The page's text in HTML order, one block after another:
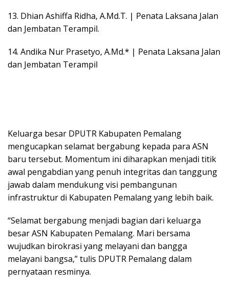
13. Dhian Ashiffa Ridha, A.Md.T. | Penata Laksana Jalan
dan Jembatan Terampil.
14. Andika Nur Prasetyo, A.Md.* | Penata Laksana Jalan
dan Jembatan Terampil
Keluarga besar DPUTR Kabupaten Pemalang
mengucapkan selamat bergabung kepada para ASN
baru tersebut. Momentum ini diharapkan menjadi titik
awal pengabdian yang penuh integritas dan tanggung
jawab dalam mendukung visi pembangunan
infrastruktur di Kabupaten Pemalang yang lebih baik.
“Selamat bergabung menjadi bagian dari keluarga
besar ASN Kabupaten Pemalang. Mari bersama
wujudkan birokrasi yang melayani dan bangga
melayani bangsa,” tulis DPUTR Pemalang dalam
pernyataan resminya.